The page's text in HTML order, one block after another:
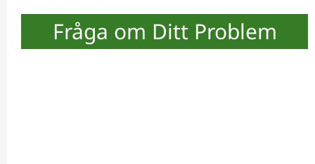
Fråga om Ditt Problem